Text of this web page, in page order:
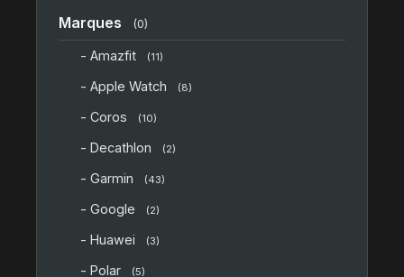
Marques (0)
- Amazfit (11)
- Apple Watch (8)
- Coros (10)
- Decathlon (2)
- Garmin (43)
- Google (2)
- Huawei (3)
- Polar (5)